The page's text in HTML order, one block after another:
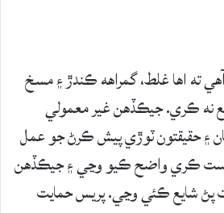
ته اها غلط، گمراهه ڪندڙ ۽ مسخ
نه ڪري. جيڪڏهن غير معمولي
۽ حقيقتون ٽوڙي پيش ڪرڻ جو عمل
ڪري واضح ڪيو وڃي ۽ جيڪڏهن
شايع ڪئي وڃي. پريس حمايت